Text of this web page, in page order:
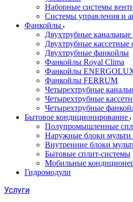
Наборные системы
Системы управления и
Фанкойлы
Двухтрубные
Двухтрубные
Двухтрубные фанкойлы
Фанкойлы Royal Clima
Фанкойлы
Фанкойлы FERRUM
Четырехтрубные
Четырехтрубные
Четырехтрубные
Бытовое кондиционирование
Полупромышленные
Наружные блоки мульти
Внутренние блоки
Бытовые сплит-системы
Мобильные
Гидромодули
Услуги